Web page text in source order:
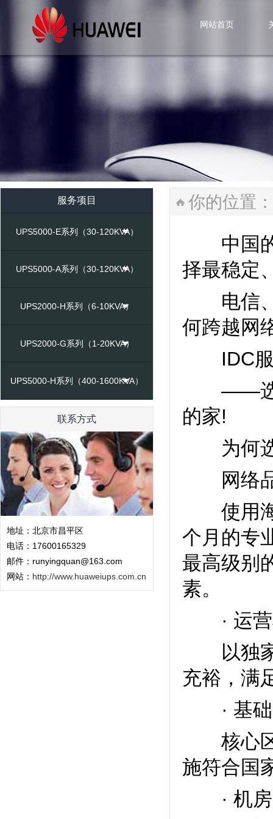
网站首页
服务项目
UPS5000-E系列（30-120KVA）
UPS5000-A系列（30-120KVA）
UPS2000-H系列（6-10KVA）
UPS2000-G系列（1-20KVA）
UPS5000-H系列（400-1600KVA）
联系方式
地址：北京市昌平区
电话：17600165329
邮件：runyingquan@163.com
网站： http://www.huaweiups.com.cn
你的位置：
中国的
择最稳定
电信、
何跨越网
IDC服
——选择
的家!
为何选
网络品
使用海
个月的专
最高级别
素。
· 运营
以独家
充裕，满
· 基础
核心区
施符合国
· 机房